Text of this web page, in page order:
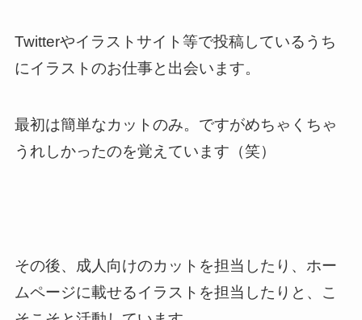
Twitterやイラストサイト等で投稿しているうち
にイラストのお仕事と出会います。
最初は簡単なカットのみ。ですがめちゃくちゃ
うれしかったのを覚えています（笑）
その後、成人向けのカットを担当したり、ホー
ムページに載せるイラストを担当したりと、こ